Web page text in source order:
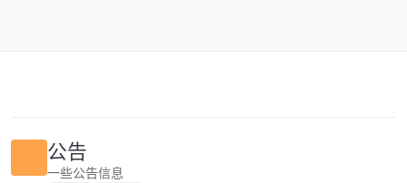
公告
一些公告信息